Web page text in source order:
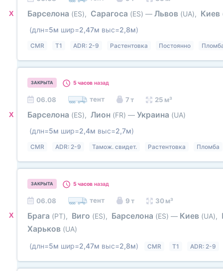
X Барселона (ES), Сарагоса (ES) — Львов (UA), Киев
(длн=5м шир=2,47м выс=2,8м)
CMR T1 ADR: 2-9 Растентовка Постоянно
X
ЗАКРЫТА 5 часов назад
06.08 тент 7 т 25 м³
Барселона (ES), Лион (FR) — Украина (UA)
(длн=5м шир=2,4м выс=2,7м)
CMR ADR: 2-9 Тамож. свидет. Растентовка Пломба
X
ЗАКРЫТА 5 часов назад
06.08 тент 9 т 30 м³
Брага (PT), Виго (ES), Барселона (ES) — Киев (UA),
Харьков (UA)
(длн=5м шир=2,47м выс=2,8м) CMR T1 ADR: 2-9